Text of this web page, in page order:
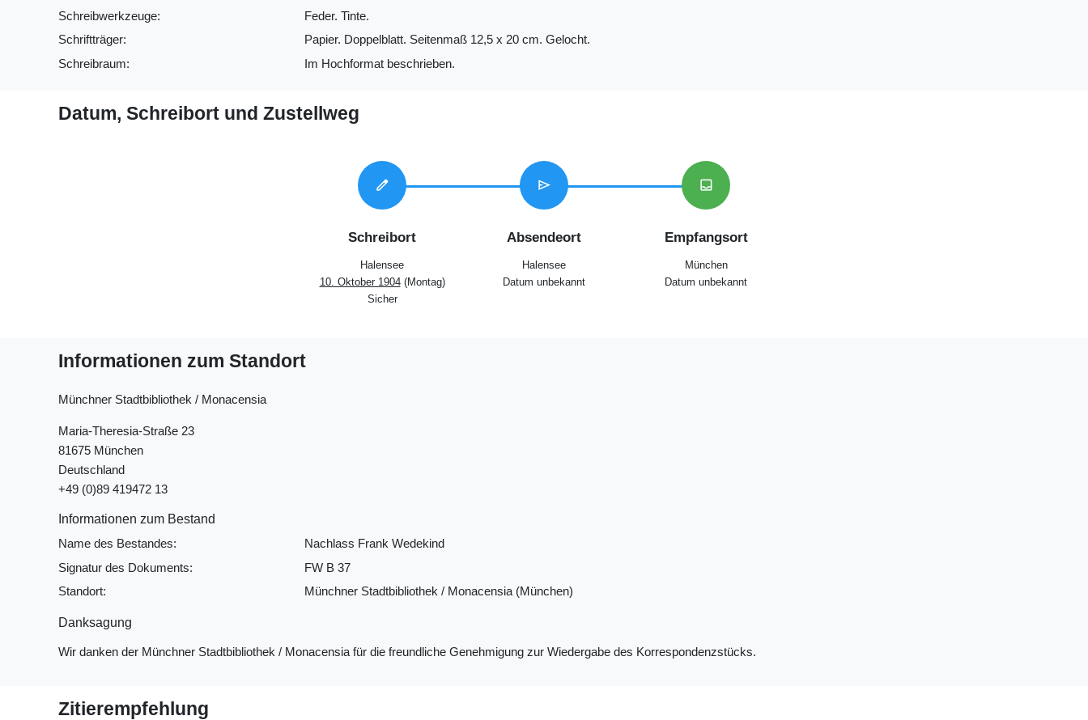
Schreibwerkzeuge:
Feder. Tinte.
Schriftträger:
Papier. Doppelblatt. Seitenmaß 12,5 x 20 cm. Gelocht.
Schreibraum:
Im Hochformat beschrieben.
Datum, Schreibort und Zustellweg
edit
Schreibort
Halensee
10. Oktober 1904(Montag)
Sicher
send
Absendeort
Halensee
Datum unbekannt
inbox
Empfangsort
München
Datum unbekannt
Informationen zum Standort
Münchner Stadtbibliothek / Monacensia
Maria-Theresia-Straße 23
81675 München
Deutschland
+49 (0)89 419472 13
Informationen zum Bestand
Name des Bestandes:
Nachlass Frank Wedekind
Signatur des Dokuments:
FW B 37
Standort:
Münchner Stadtbibliothek / Monacensia (München)
Danksagung
Wir danken der Münchner Stadtbibliothek / Monacensia für die freundliche Genehmigung zur Wiedergabe des Korrespondenzstücks.
Zitierempfehlung